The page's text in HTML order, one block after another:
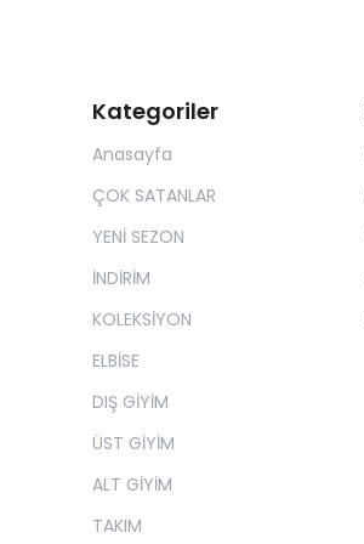
Kategoriler
Anasayfa
ÇOK SATANLAR
YENİ SEZON
İNDİRİM
KOLEKSİYON
ELBİSE
DIŞ GİYİM
ÜST GİYİM
ALT GİYİM
TAKIM